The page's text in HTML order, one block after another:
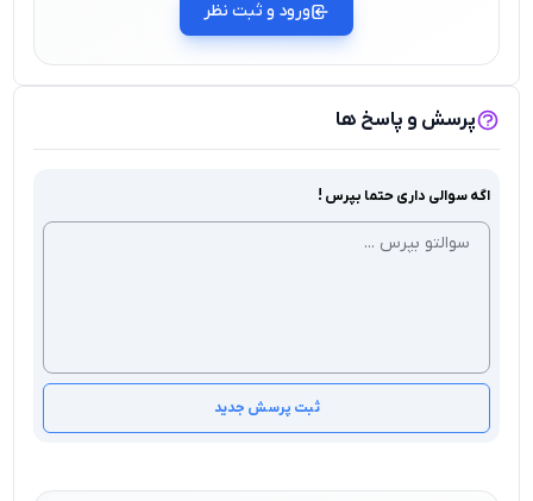
ورود و ثبت نظر
پرسش و پاسخ ها
اگه سوالی داری حتما بپرس !
ثبت پرسش جدید